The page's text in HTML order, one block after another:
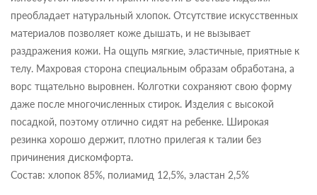
преобладает натуральный хлопок. Отсутствие искусственных
материалов позволяет коже дышать, и не вызывает
раздражения кожи. На ощупь мягкие, эластичные, приятные к
телу. Махровая сторона специальным образам обработана, а
ворс тщательно выровнен. Колготки сохраняют свою форму
даже после многочисленных стирок. Изделия с высокой
посадкой, поэтому отлично сидят на ребенке. Широкая
резинка хорошо держит, плотно прилегая к талии без
причинения дискомфорта.
Состав: хлопок 85%, полиамид 12,5%, эластан 2,5%